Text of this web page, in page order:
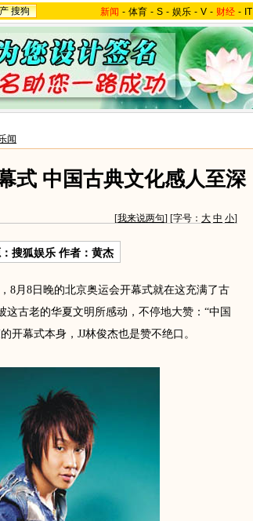
搜狗 新闻 - 体育 - S - 娱乐 - V - 财经 - IT
闻
式 中国古典文化感人至深
[我来说两句] [字号： 大 中 小]
搜狐娱乐 作者：黄杰
月8日晚的北京奥运会开幕式就在这充满了古
古老的华夏文明所感动，不停地大赞：“中国
开幕式本身，JJ林俊杰也是赞不绝口。